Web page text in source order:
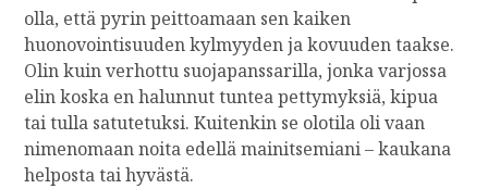
olla, että pyrin peittoamaan sen kaiken
huonovointisuuden kylmyyden ja kovuuden taakse.
Olin kuin verhottu suojapanssarilla, jonka varjossa
elin koska en halunnut tuntea pettymyksiä, kipua
tai tulla satutetuksi. Kuitenkin se olotila oli vaan
nimenomaan noita edellä mainitsemiani – kaukana
helposta tai hyvästä.